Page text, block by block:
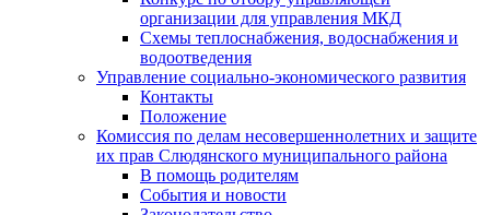
организации для управления МКД
Схемы теплоснабжения, водоснабжения и
водоотведения
Управление социально-экономического развития
Контакты
Положение
Комиссия по делам несовершеннолетних и защите
их прав Слюдянского муниципального района
В помощь родителям
События и новости